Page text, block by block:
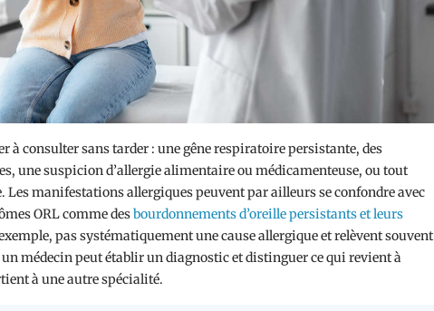
à consulter sans tarder : une gêne respiratoire persistante, des
une suspicion d’allergie alimentaire ou médicamenteuse, ou tout
Les manifestations allergiques peuvent par ailleurs se confondre avec
ORL comme desbourdonnements d’oreille persistants et leurs
pas systématiquement une cause allergique et relèvent souvent
médecin peut établir un diagnostic et distinguer ce qui revient à
à une autre spécialité.